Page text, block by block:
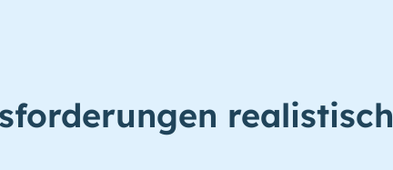
realistisch